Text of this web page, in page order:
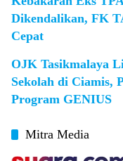
Dikendalikan, FK
Cepat
OJK Tasikmalaya
Sekolah di Ciamis,
Program GENIUS
Mitra Media